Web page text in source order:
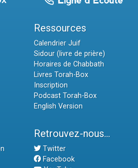
Ressources
Calendrier Juif
Sidour (livre de prière)
Horaires de Chabbath
Livres Torah-Box
Inscription
Podcast Torah-Box
English Version
Retrouvez-nous...
Twitter
Facebook